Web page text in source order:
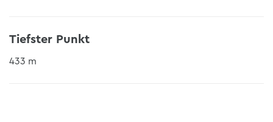
Tiefster Punkt
433 m